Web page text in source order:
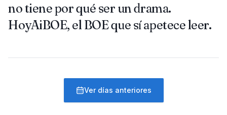
no tiene por qué ser un drama.
HoyAiBOE, el BOE que sí apetece leer.
Ver días anteriores